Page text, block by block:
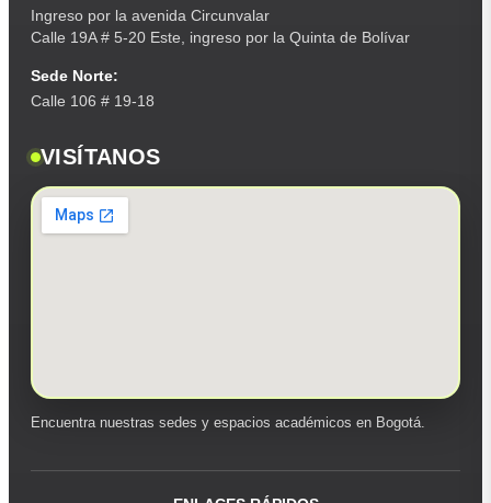
Ingreso por la avenida Circunvalar
Calle 19A # 5-20 Este, ingreso por la Quinta de Bolívar
Sede Norte:
Calle 106 # 19-18
VISÍTANOS
Encuentra nuestras sedes y espacios académicos en Bogotá.